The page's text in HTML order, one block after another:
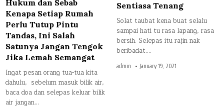
Hukum dan Sebab
Kenapa Setiap Rumah
Perlu Tutup Pintu
Tandas, Ini Salah
Satunya Jangan Tengok
Jika Lemah Semangat
Ingat pesan orang tua-tua kita
dahulu, sebelum masuk bilik air,
baca doa dan selepas keluar bilik
air jangan…
Sentiasa Tenang
Solat taubat kena buat selalu
sampai hati tu rasa lapang, rasa
bersih. Selepas itu rajin nak
beribadat….
admin January 19, 2021